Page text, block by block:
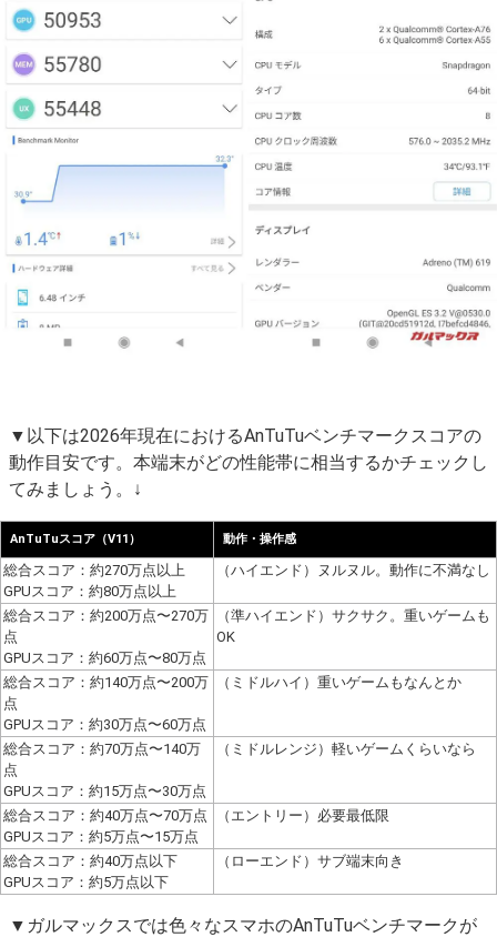
▼以下は2026年現在におけるAnTuTuベンチマークスコアの
動作目安です。本端末がどの性能帯に相当するかチェックし
てみましょう。↓
AnTuTuスコア（V11） 動作・操作感
総合スコア：約270万点以上
GPUスコア：約80万点以上
（ハイエンド）ヌルヌル。動作に不満なし
総合スコア：約200万点〜270万
点
GPUスコア：約60万点〜80万点
（準ハイエンド）サクサク。重いゲームも
OK
総合スコア：約140万点〜200万
点
GPUスコア：約30万点〜60万点
（ミドルハイ）重いゲームもなんとか
総合スコア：約70万点〜140万
点
GPUスコア：約15万点〜30万点
（ミドルレンジ）軽いゲームくらいなら
総合スコア：約40万点〜70万点
GPUスコア：約5万点〜15万点
（エントリー）必要最低限
総合スコア：約40万点以下
GPUスコア：約5万点以下
（ローエンド）サブ端末向き
▼ガルマックスでは色々なスマホのAnTuTuベンチマークが